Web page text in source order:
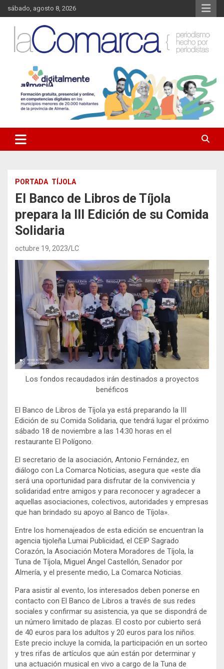
Saltar
al
contenido
sábado, agosto 8, 2026
La Comarca – Noticias del
Almanzora
Almanzora y sus localidades.
PORTADA TÍJOLA
El Banco de Libros de Tíjola
prepara la III Edición de su Comida
Solidaria
octubre 19, 2023 LC
Los fondos recaudados irán destinados a proyectos
benéficos
El Banco de Libros de Tíjola ya está preparando la III
Edición de su Comida Solidaria, que tendrá lugar el próximo
sábado 18 de noviembre a las 14:30 horas en el
restaurante El Polígono.
El secretario de la asociación, Antonio Fernández, en
diálogo con La Comarca Noticias, asegura que «este día
será una oportunidad para disfrutar de la convivencia y
solidaridad entre amigos y para reconocer y agradecer a
aquellas asociaciones, colectivos, autoridades y empresas
que han brindado su apoyo al Banco de Tíjola».
Entre los homenajeados de esta edición se encuentran la
agencia tijoleña Lumai Publicidad, el CEIP Sagrado
Corazón, la Asociación Motera Moradores de Tíjola, la
Tuna de Tíjola, Miguel Ángel Castellón, Senador por
Almería, y el presente medio, La Comarca Noticias.
​​Para asistir al evento, los interesados deben ponerse en
contacto con El Banco de Libros a través de sus redes
sociales y confirmar su asistencia, ya que se dispondrá de
un número limitado de plazas. El costo por cubierto será
de 40 euros para los adultos y 20 euros para los niños.
Este precio incluye la comida, la participación en un sorteo
y tres rifas de artículos que aún están por determinar y
una actuación musical en vivo a cargo de la Tuna de